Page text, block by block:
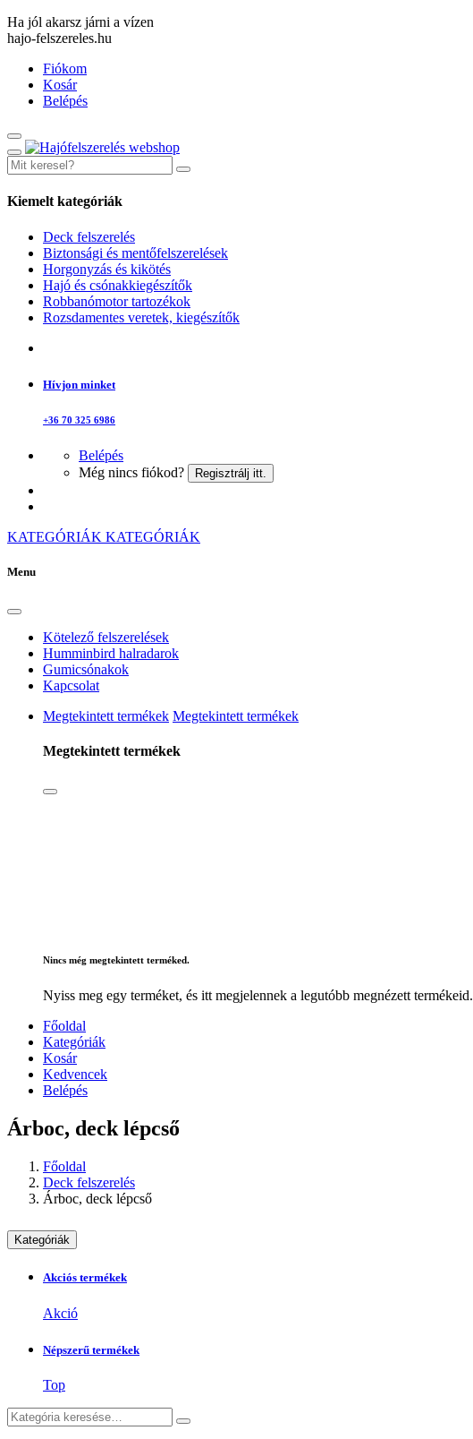
Ha jól akarsz járni a vízen
hajo-felszereles.hu
Fiókom
Kosár
Belépés
Kiemelt kategóriák
Deck felszerelés
Biztonsági és mentőfelszerelések
Horgonyzás és kikötés
Hajó és csónakkiegészítők
Robbanómotor tartozékok
Rozsdamentes veretek, kiegészítők
Hívjon minket
+36 70 325 6986
Belépés
Még nincs fiókod?
Regisztrálj itt.
KATEGÓRIÁK KATEGÓRIÁK
Menu
Kötelező felszerelések
Humminbird halradarok
Gumicsónakok
Kapcsolat
Megtekintett termékek Megtekintett termékek
Megtekintett termékek
Nincs még megtekintett terméked.
Nyiss meg egy terméket, és itt megjelennek a legutóbb megnézett termékeid.
Főoldal
Kategóriák
Kosár
Kedvencek
Belépés
Árboc, deck lépcső
Főoldal
Deck felszerelés
Árboc, deck lépcső
Kategóriák
Akciós termékek
Akció
Népszerű termékek
Top